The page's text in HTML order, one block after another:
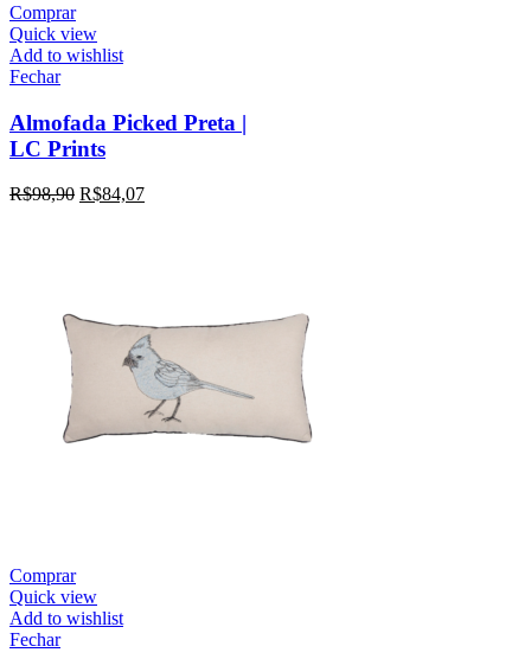
Comprar
Quick view
Add to wishlist
Fechar
Almofada Picked Preta |
LC Prints
R$98,90 R$84,07
Comprar
Quick view
Add to wishlist
Fechar